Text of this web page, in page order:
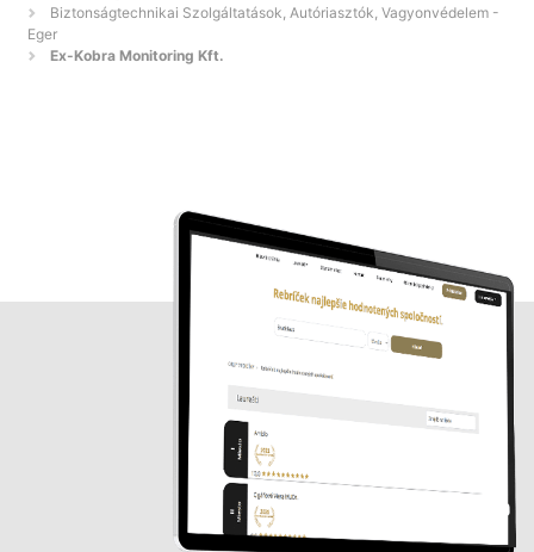
Biztonságtechnikai Szolgáltatások, Autóriasztók, Vagyonvédelem -
Eger
Ex-Kobra Monitoring Kft.